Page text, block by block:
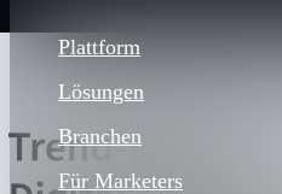
Plattform
Lösungen
Branchen
Für Marketers